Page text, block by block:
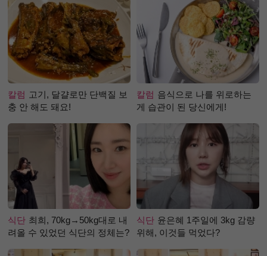
칼럼 고기, 달걀로만 단백질 보
충 안 해도 돼요!
칼럼 음식으로 나를 위로하는
게 습관이 된 당신에게!
식단 최희, 70kg→50kg대로 내
려올 수 있었던 식단의 정체는?
식단 윤은혜 1주일에 3kg 감량
위해, 이것들 먹었다?